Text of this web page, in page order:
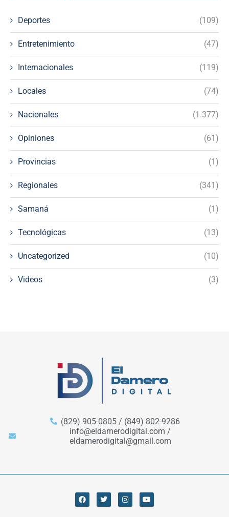
Deportes (109)
Entretenimiento (47)
Internacionales (119)
Locales (74)
Nacionales (1.377)
Opiniones (61)
Provincias (1)
Regionales (341)
Samaná (1)
Tecnológicas (13)
Uncategorized (10)
Videos (3)
(829) 905-0805 / (849) 802-9286
info@eldamerodigital.com /
eldamerodigital@gmail.com